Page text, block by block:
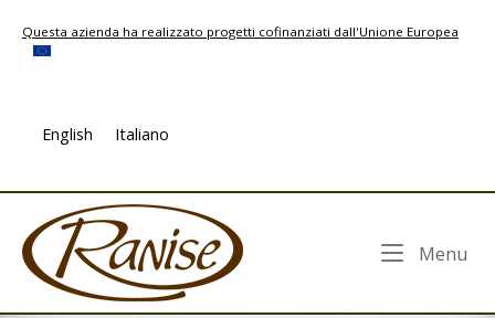
content
Questa azienda ha realizzato progetti cofinanziati dall'Unione Europea
English Italiano
Home
Menu